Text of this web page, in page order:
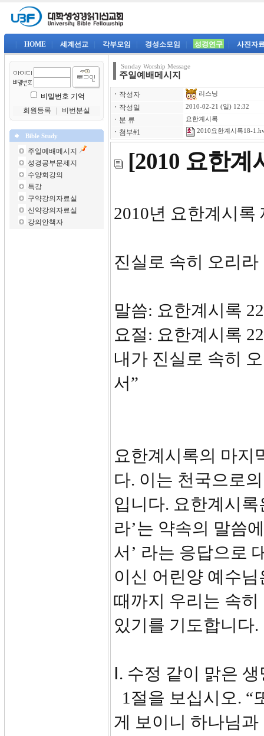
HOME 세계선교 각부모임 경성소모임 성경연구 사진자
비밀번호 기억
회원등록
비번분실
Bible Study
주일예배메시지
성경공부문제지
수양회강의
특강
구약강의자료실
신약강의자료실
강의안책자
Sunday Worship Message
주일예배메시지
ㆍ 작성자 리스닝
ㆍ 작성일 2010-02-21 (일) 12:32
ㆍ 분 류 요한계시록
ㆍ 첨부#1 2010요한계시록18-
[2010 요한계
2010년 요한계시록
진실로 속히 오리라
말씀: 요한계시록
요절: 요한계시록
내가 진실로 속히
서”
요한계시록의 마지
다. 이는 천국으로
입니다. 요한계시
라’는 약속의 말씀
서’ 라는 응답으로
이신 어린양 예수
때까지 우리는 속
있기를 기도합니다.
Ⅰ. 수정 같이 맑은
1절을 보십시오. “
게 보이니 하나님